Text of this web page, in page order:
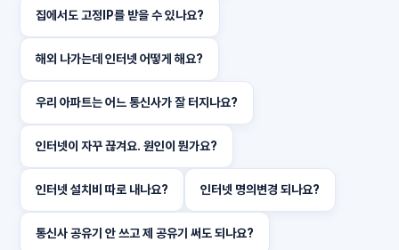
집에서도 고정IP를 받을 수 있나요?
해외 나가는데 인터넷 어떻게 해요?
우리 아파트는 어느 통신사가 잘 터지나요?
인터넷이 자꾸 끊겨요. 원인이 뭔가요?
인터넷 설치비 따로 내나요? 인터넷 명의변경 되나요?
통신사 공유기 안 쓰고 제 공유기 써도 되나요?